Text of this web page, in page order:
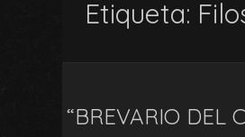
Etiqueta:
“BREVARIO DEL